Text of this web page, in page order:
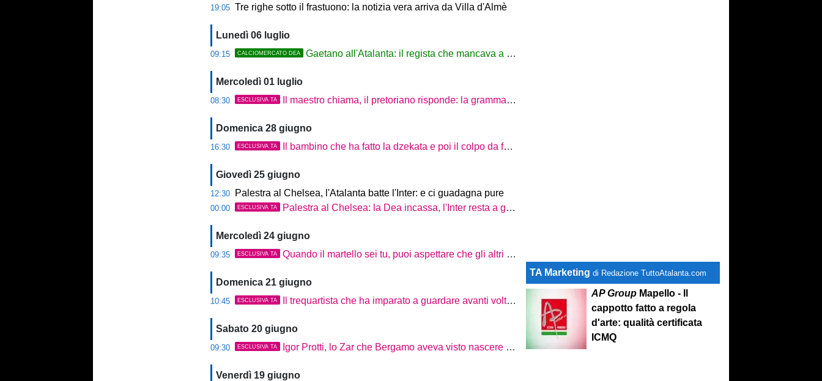
19:05 Tre righe sotto il frastuono: la notizia vera arriva da Villa d'Almè
Lunedì 06 luglio
09:15 CALCIOMERCATO DEA Gaetano all'Atalanta: il regista che mancava a Sarri
Mercoledì 01 luglio
08:30 ESCLUSIVA TA Il maestro chiama, il pretoriano risponde: la grammatica del mercato di Sarri
Domenica 28 giugno
16:30 ESCLUSIVA TA Il bambino che ha fatto la dzekata e poi il colpo da fuoriclasse. La Dea ora lo vuole a Bergamo
Giovedì 25 giugno
12:30 Palestra al Chelsea, l'Atalanta batte l'Inter: e ci guadagna pure
00:00 ESCLUSIVA TA Palestra al Chelsea: la Dea incassa, l'Inter resta a guardare
Mercoledì 24 giugno
09:35 ESCLUSIVA TA Quando il martello sei tu, puoi aspettare che gli altri si scaldino le mani
Domenica 21 giugno
10:45 ESCLUSIVA TA Il trequartista che ha imparato a guardare avanti voltandosi indietro
Sabato 20 giugno
09:30 ESCLUSIVA TA Igor Protti, lo Zar che Bergamo aveva visto nascere prima di tutti
Venerdì 19 giugno
TA Marketing di Redazione TuttoAtalanta.com
AP Group Mapello - Il
cappotto fatto a regola
d'arte: qualità certificata
ICMQ